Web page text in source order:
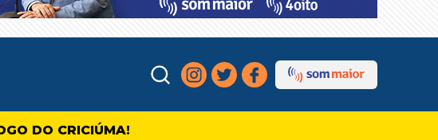
DO CRICIÚMA!